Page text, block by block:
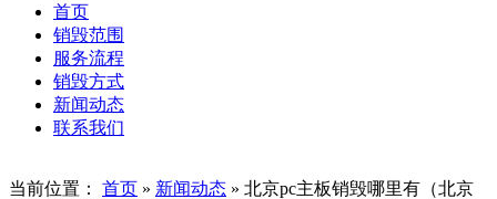
首页
销毁范围
服务流程
销毁方式
新闻动态
联系我们
当前位置： 首页 » 新闻动态 » 北京pc主板销毁哪里有（北京